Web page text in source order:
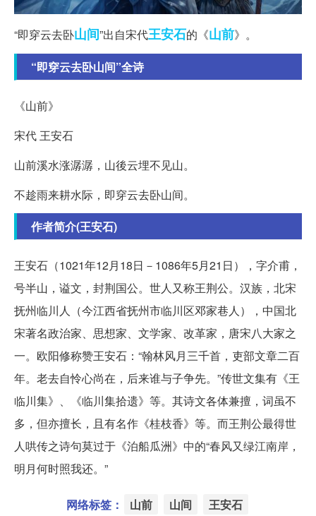
“即穿云去卧山间”出自宋代王安石的《山前》。
“即穿云去卧山间”全诗
《山前》
宋代 王安石
山前溪水涨潺潺，山後云埋不见山。
不趁雨来耕水际，即穿云去卧山间。
作者简介(王安石)
王安石（1021年12月18日－1086年5月21日），字介甫，
号半山，谥文，封荆国公。世人又称王荆公。汉族，北宋
抚州临川人（今江西省抚州市临川区邓家巷人），中国北
宋著名政治家、思想家、文学家、改革家，唐宋八大家之
一。欧阳修称赞王安石：“翰林风月三千首，吏部文章二百
年。老去自怜心尚在，后来谁与子争先。”传世文集有《王
临川集》、《临川集拾遗》等。其诗文各体兼擅，词虽不
多，但亦擅长，且有名作《桂枝香》等。而王荆公最得世
人哄传之诗句莫过于《泊船瓜洲》中的“春风又绿江南岸，
明月何时照我还。”
网络标签： 山前 山间 王安石